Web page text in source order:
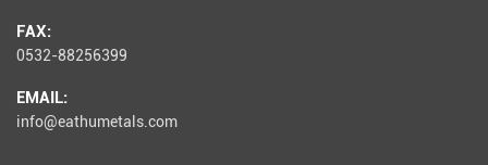
FAX:
0532-88256399
EMAIL:
info@eathumetals.com